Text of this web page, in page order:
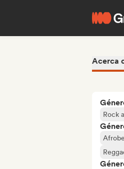
Acerca
Rock